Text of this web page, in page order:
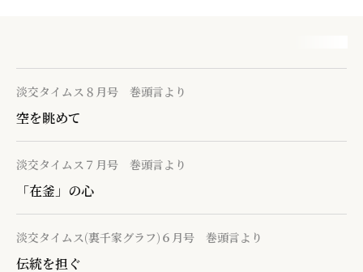
淡交タイムス８月号 巻頭言より
空を眺めて
淡交タイムス７月号 巻頭言より
「在釜」の心
淡交タイムス(裏千家グラフ)６月号 巻頭言より
伝統を担ぐ